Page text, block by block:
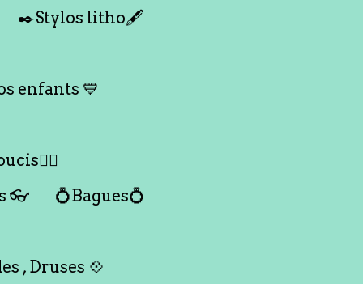
✒️Stylos litho🖋️
enfants 💙
👓
💍Bagues💍
, Druses 💠